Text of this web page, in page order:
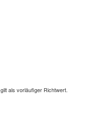
als vorläufiger Richtwert.